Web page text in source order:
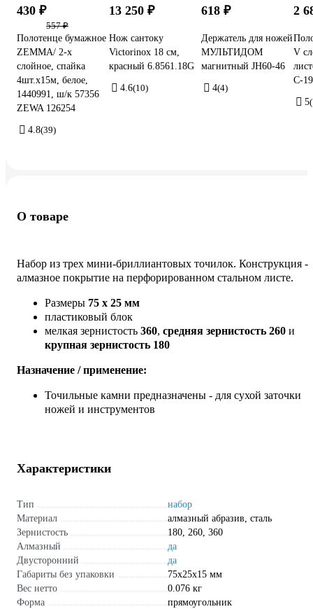
430 ₽
557 ₽
Полотенце бумажное
ZEMMA/ 2-х
слойное, спайка
4шт.х15м, белое,
1440991, ш/к 57356
ZEWA 126254
4.8(39)
13 250 ₽
Нож сантоку
Victorinox 18 см,
красный 6.8561.18G
4.6(10)
618 ₽
Держатель для ножей
МУЛЬТИДОМ
магнитный JH60-46
4(4)
2
V
С-
5
О товаре
Набор из трех мини-бриллиантовых точилок. Конструкция -
алмазное покрытие на перфорированном стальном листе.
Размеры 75 x 25 мм
пластиковый блок
мелкая зернистость 360, средняя зернистость 260 и
крупная зернистость 180
Назначение / применение:
Точильные камни предназначены - для сухой заточки
ножей и инструментов
Характеристики
Тип
набор
Материал
алмазный абразив, сталь
Зернистость
180, 260, 360
Алмазный
да
Двусторонний
да
Габариты без упаковки
75х25х15 мм
Вес нетто
0.076 кг
Форма
прямоугольник